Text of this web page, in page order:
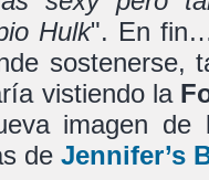
Hulk". En
sostenerse,
vistiendo la
imagen de
de Jennifer’s